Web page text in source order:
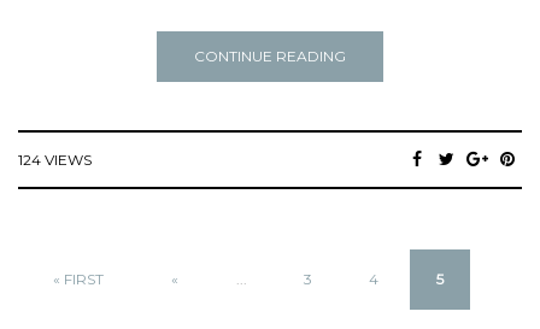
CONTINUE READING
124 VIEWS
« FIRST « ... 3 4 5